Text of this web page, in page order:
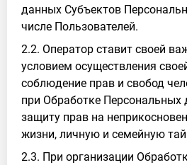
данных Субъектов
числе Пользователей.
2.2. Оператор ставит своей
условием осуществления
соблюдение прав и свобод
при Обработке Персональных
защиту прав на
жизни, личную и семейную
2.3. При организации